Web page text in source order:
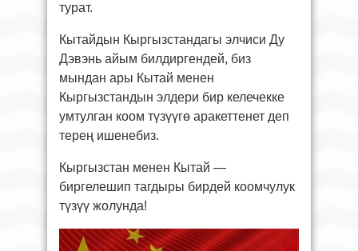
турат.
Кытайдын Кыргызстандагы элчиси Ду
Дэвэнь айым билдиргендей, биз
мындан ары Кытай менен
Кыргызстандын элдери бир келечекке
умтулган коом түзүүгө аракеттенет деп
терең ишенебиз.
Кыргызстан менен Кытай —
биргелешип тагдыры бирдей коомчулук
түзүү жолунда!